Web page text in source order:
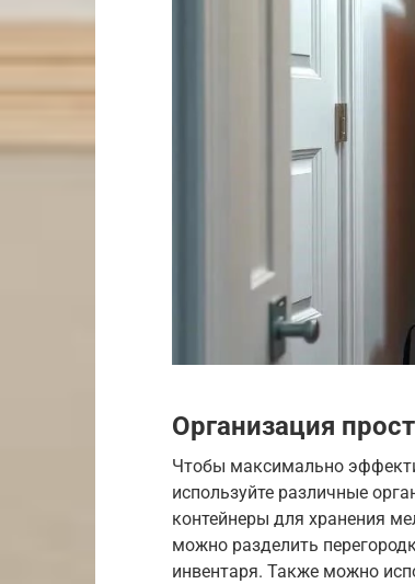
Организация
Чтобы максимально
используйте различные
контейнеры для хранения
можно разделить
инвентаря. Также можно